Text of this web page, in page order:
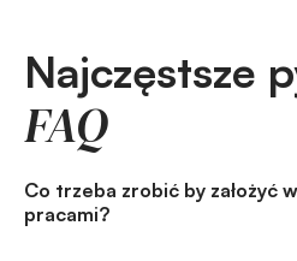
Najczęstsze
FAQ
Co trzeba zrobić by założyć
pracami?